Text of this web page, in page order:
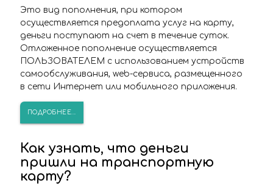
Это вид пополнения, при котором
осуществляется предоплата услуг на карту,
деньги поступают на счет в течение суток.
Отложенное пополнение осуществляется
ПОЛЬЗОВАТЕЛЕМ с использованием устройств
самообслуживания, web-сервиса, размещенного
в сети Интернет или мобильного приложения.
ПОДРОБНЕЕ...
Как узнать, что деньги
пришли на транспортную
карту?